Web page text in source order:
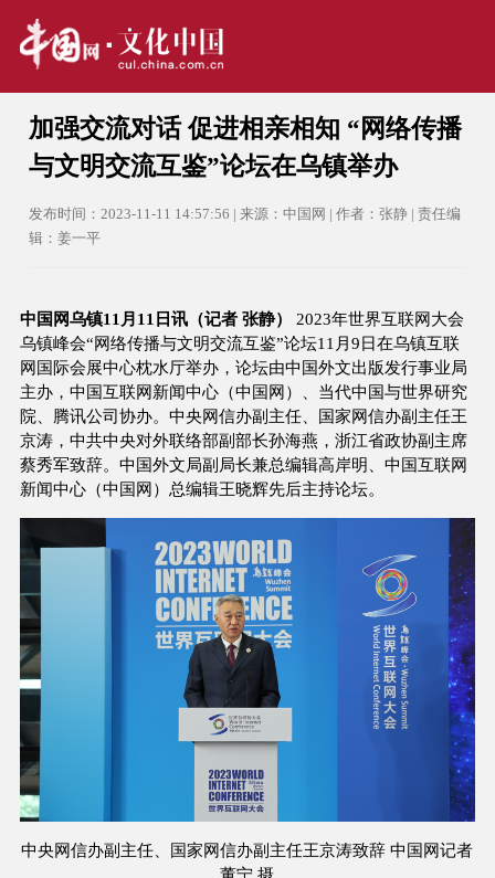
加强交流对话 促进相亲相知 “网络传播
与文明交流互鉴”论坛在乌镇举办
发布时间：2023-11-11 14:57:56 | 来源：中国网 | 作者：张静 | 责任编
辑：姜一平
中国网乌镇11月11日讯（记者 张静） 2023年世界互联网大会
乌镇峰会“网络传播与文明交流互鉴”论坛11月9日在乌镇互联
网国际会展中心枕水厅举办，论坛由中国外文出版发行事业局
主办，中国互联网新闻中心（中国网）、当代中国与世界研究
院、腾讯公司协办。中央网信办副主任、国家网信办副主任王
京涛，中共中央对外联络部副部长孙海燕，浙江省政协副主席
蔡秀军致辞。中国外文局副局长兼总编辑高岸明、中国互联网
新闻中心（中国网）总编辑王晓辉先后主持论坛。
中央网信办副主任、国家网信办副主任王京涛致辞 中国网记者